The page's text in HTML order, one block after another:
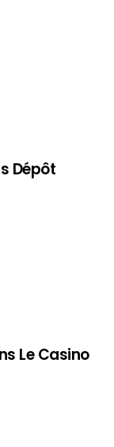
Dépôt
Le Casino